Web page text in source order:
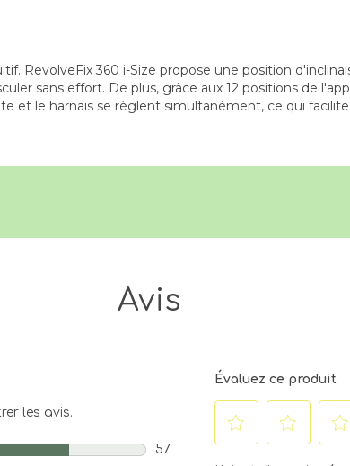
RevolveFix 360 i-Size propose une position
sans effort. De plus, grâce aux 12 positions de
et le harnais se règlent simultanément, ce qui
Avis
les avis.
57
Évaluez ce produit